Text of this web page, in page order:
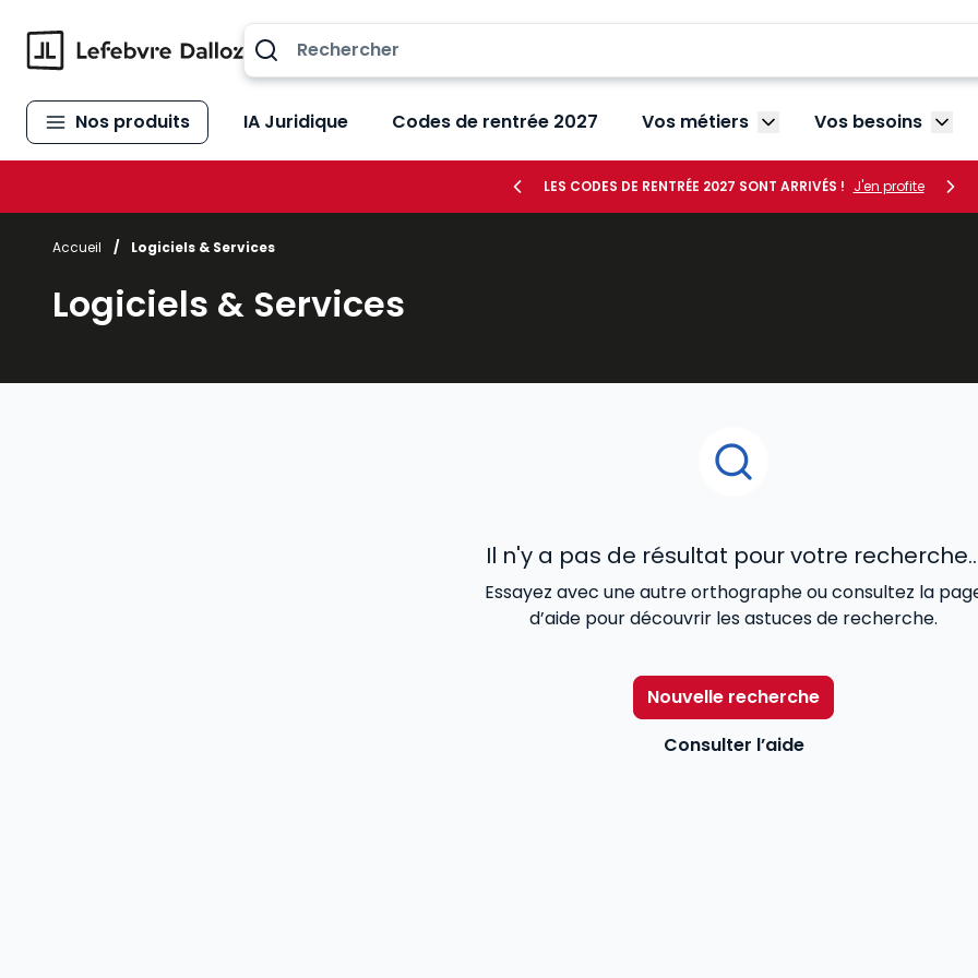
Nos produits IA Juridique Codes de rentrée 2027 Vos métiers Afficher le sous-menu
Vos besoins
LES CODES DE RENTRÉE 2027 SONT ARRIVÉS ! J'en profite
Accueil / Logiciels & Services
Logiciels & Services
Il n'y a pas de résultat pour votre
Essayez avec une autre orthographe ou consultez la
d’aide pour découvrir les astuces de recherche.
Nouvelle recherche
Consulter l’aide